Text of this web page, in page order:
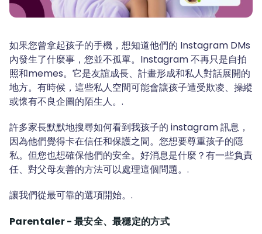
如果您曾拿起孩子的手機，想知道他們的 Instagram DMs
內發生了什麼事，您並不孤單。Instagram 不再只是自拍
照和memes。它是友誼成長、計畫形成和私人對話展開的
地方。有時候，這些私人空間可能會讓孩子遭受欺凌、操縱
或懷有不良企圖的陌生人。.
許多家長默默地搜尋如何看到我孩子的 instagram 訊息，
因為他們覺得卡在信任和保護之間。您想要尊重孩子的隱
私。但您也想確保他們的安全。好消息是什麼？有一些負責
任、對父母友善的方法可以處理這個問題。.
讓我們從最可靠的選項開始。.
Parentaler - 最安全、最穩定的方式